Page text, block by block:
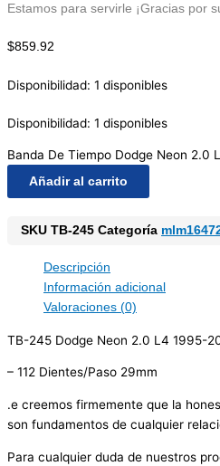
Estamos para servirle ¡Gracias por
$859.92
Disponibilidad: 1 disponibles
Disponibilidad: 1 disponibles
Banda De Tiempo Dodge Neon 2.0
Añadir al carrito
SKU TB-245 Categoría
Descripción
Información adicional
Valoraciones (0)
TB-245 Dodge Neon 2.0 L4 1995-
– 112 Dientes/Paso 29mm
.e creemos firmemente que la
son fundamentos de cualquier
Para cualquier duda de nuestros